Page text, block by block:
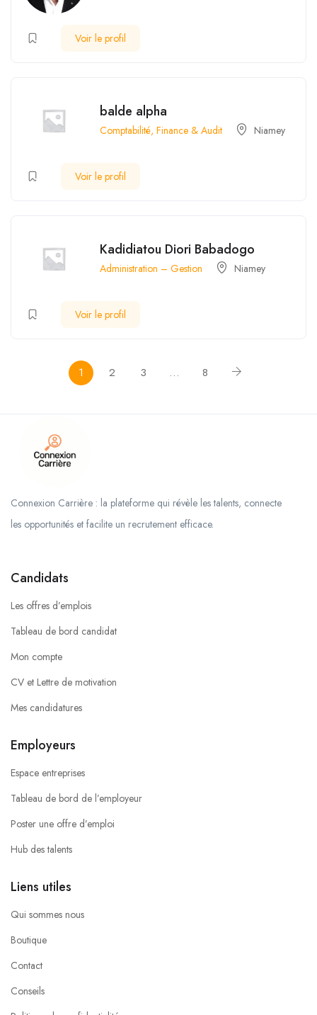
Voir le profil
balde alpha
Comptabilité, Finance & Audit Niamey
Voir le profil
Kadidiatou Diori Babadogo
Administration – Gestion Niamey
Voir le profil
1 2 3 … 8
Connexion Carrière : la plateforme qui révèle les talents, connecte
les opportunités et facilite un recrutement efficace.
Candidats
Les offres d’emplois
Tableau de bord candidat
Mon compte
CV et Lettre de motivation
Mes candidatures
Employeurs
Espace entreprises
Tableau de bord de l’employeur
Poster une offre d’emploi
Hub des talents
Liens utiles
Qui sommes nous
Boutique
Contact
Conseils